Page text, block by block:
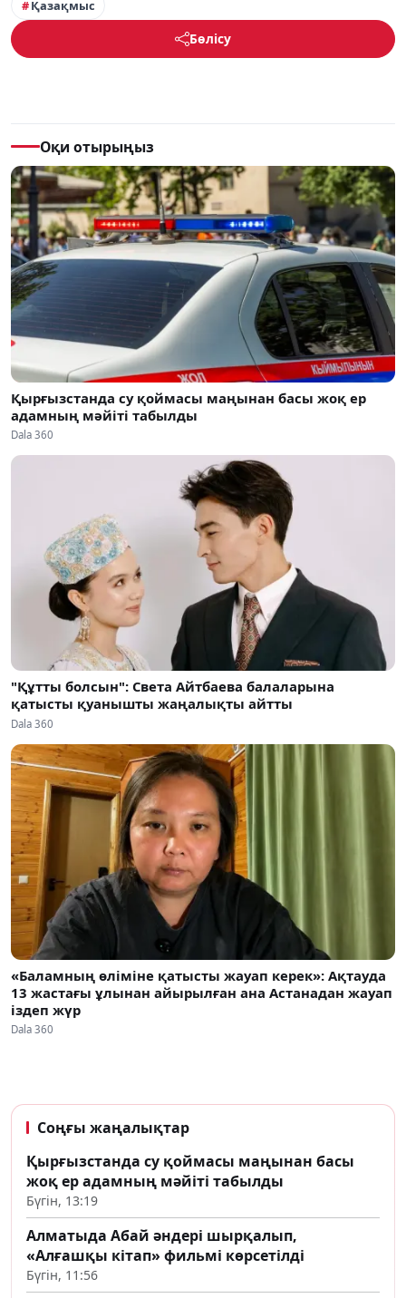
Қазақмыс
Бөлісу
Оқи отырыңыз
Қырғызстанда су қоймасы маңынан басы жоқ ер
адамның мәйіті табылды
Dala 360
"Құтты болсын": Света Айтбаева балаларына
қатысты қуанышты жаңалықты айтты
Dala 360
«Баламның өліміне қатысты жауап керек»: Ақтауда
13 жастағы ұлынан айырылған ана Астанадан жауап
іздеп жүр
Dala 360
Соңғы жаңалықтар
Қырғызстанда су қоймасы маңынан басы
жоқ ер адамның мәйіті табылды
Бүгін, 13:19
Алматыда Абай әндері шырқалып,
«Алғашқы кітап» фильмі көрсетілді
Бүгін, 11:56